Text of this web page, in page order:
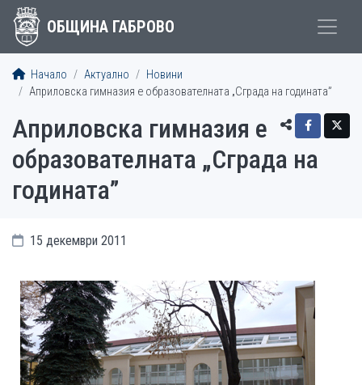
ОБЩИНА ГАБРОВО
Начало Актуално
Новини
Априловска гимназия е образователната „Сграда на годината”
Априловска гимназия е
образователната „Сграда на
годината”
15 декември 2011